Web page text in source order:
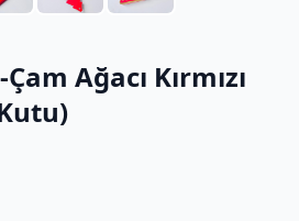
Ağacı Kırmızı